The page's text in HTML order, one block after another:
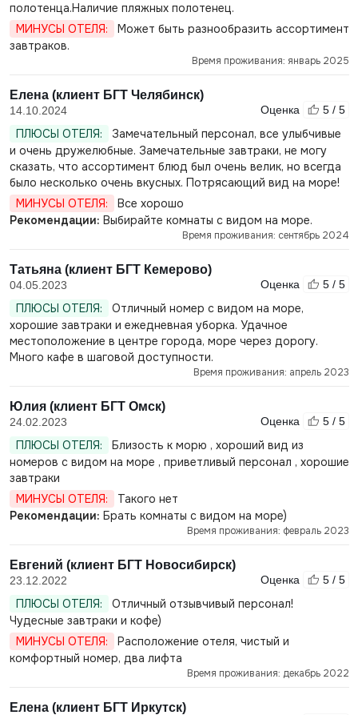
полотенца.Наличие пляжных полотенец.
МИНУСЫ ОТЕЛЯ:
Может быть разнообразить ассортимент
завтраков.
Время проживания: январь 2025
Елена (клиент БГТ Челябинск)
14.10.2024 Оценка 5 / 5
ПЛЮСЫ ОТЕЛЯ:
Замечательный персонал, все улыбчивые
и очень дружелюбные. Замечательные завтраки, не могу
сказать, что ассортимент блюд был очень велик, но всегда
было несколько очень вкусных. Потрясающий вид на море!
МИНУСЫ ОТЕЛЯ:
Все хорошо
Рекомендации: Выбирайте комнаты с видом на море.
Время проживания: сентябрь 2024
Татьяна (клиент БГТ Кемерово)
04.05.2023 Оценка 5 / 5
ПЛЮСЫ ОТЕЛЯ:
Отличный номер с видом на море,
хорошие завтраки и ежедневная уборка. Удачное
местоположение в центре города, море через дорогу.
Много кафе в шаговой доступности.
Время проживания: апрель 2023
Юлия (клиент БГТ Омск)
24.02.2023 Оценка 5 / 5
ПЛЮСЫ ОТЕЛЯ:
Близость к морю , хороший вид из
номеров с видом на море , приветливый персонал , хорошие
завтраки
МИНУСЫ ОТЕЛЯ:
Такого нет
Рекомендации: Брать комнаты с видом на море)
Время проживания: февраль 2023
Евгений (клиент БГТ Новосибирск)
23.12.2022 Оценка 5 / 5
ПЛЮСЫ ОТЕЛЯ:
Отличный отзывчивый персонал!
Чудесные завтраки и кофе)
МИНУСЫ ОТЕЛЯ:
Расположение отеля, чистый и
комфортный номер, два лифта
Время проживания: декабрь 2022
Елена (клиент БГТ Иркутск)